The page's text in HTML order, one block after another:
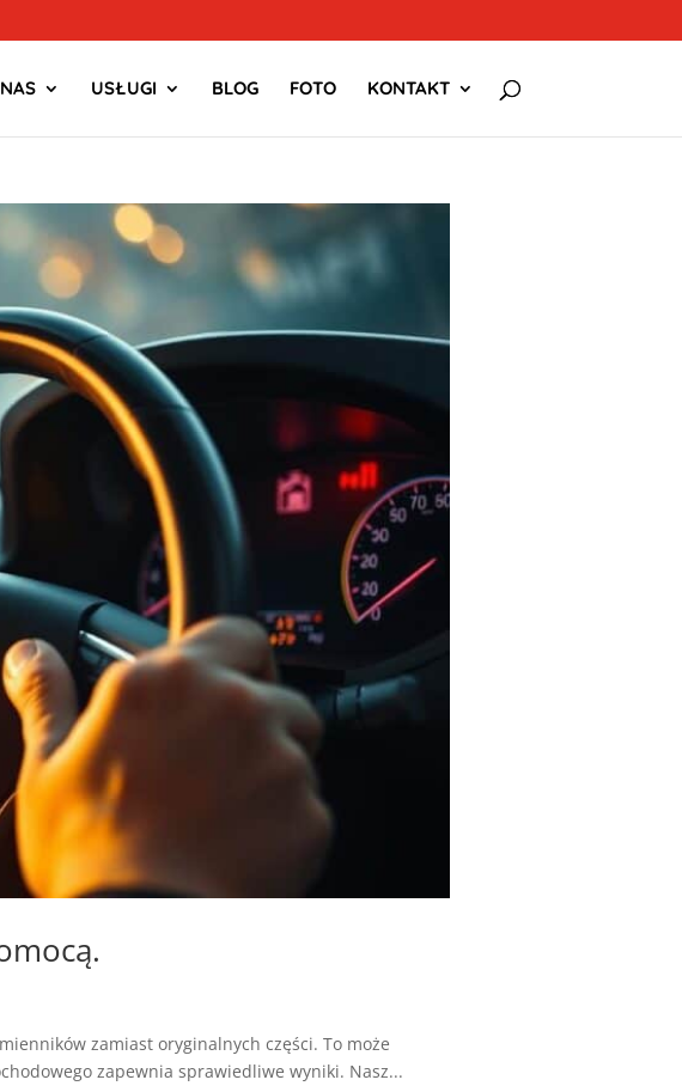
USŁUGI BLOG FOTO KONTAKT
zamiast oryginalnych części. To może
zapewnia sprawiedliwe wyniki. Nasz...